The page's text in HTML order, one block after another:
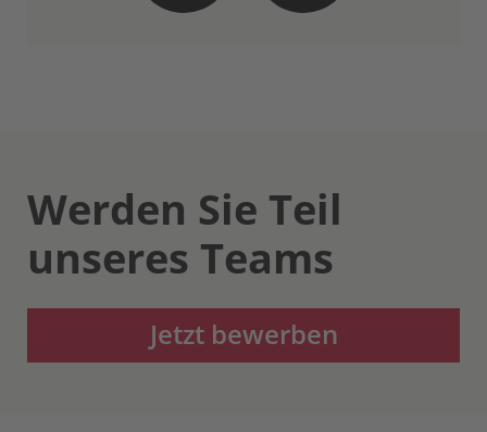
Werden Sie Teil
unseres Teams
Jetzt bewerben